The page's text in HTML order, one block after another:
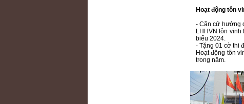
Hoạt động tôn
- Căn cứ hướng
LHHVN tôn
biểu 2024.
- Tặng 01 cờ thi
Hoạt động tôn
trong năm.